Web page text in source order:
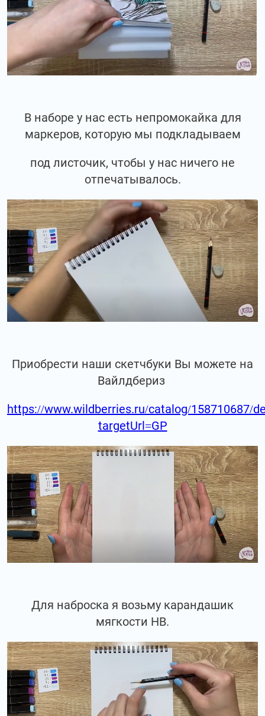
В наборе у нас есть непромокайка для
маркеров, которую мы подкладываем
под листочик, чтобы у нас ничего не
отпечатывалось.
Приобрести наши скетчбуки Вы можете на
Вайлдбериз
https://www.wildberries.ru/catalog/158710687/
targetUrl=GP
Для наброска я возьму карандашик
мягкости НВ.